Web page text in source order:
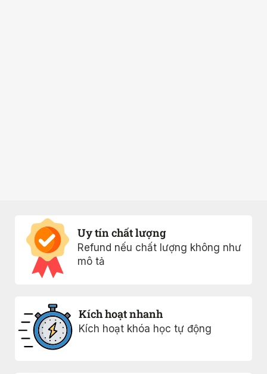
Uy tín chất lượng
Refund nếu chất lượng không như
mô tả
Kích hoạt nhanh
Kích hoạt khóa học tự động